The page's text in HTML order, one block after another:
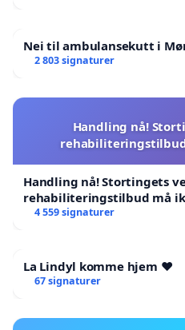
Nei til ambulansekutt i
2 803 signaturer
Handling nå!
Handling nå! Stortingets
rehabiliteringstilbud må
4 559 signaturer
La Lindyl komme hjem ❤️
67 signaturer